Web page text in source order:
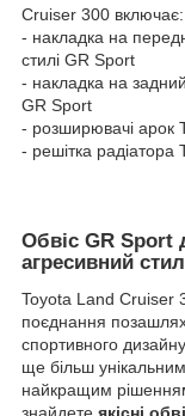
Cruiser 300 включає:
- накладка на
стилі GR Sport
- накладка на
GR Sport
- розширювачі арок
- решітка
Обвіс GR Sport
агресивний
Toyota Land Cruiser
поєднання
спортивного
ще більш
найкращим
знайдете якісні